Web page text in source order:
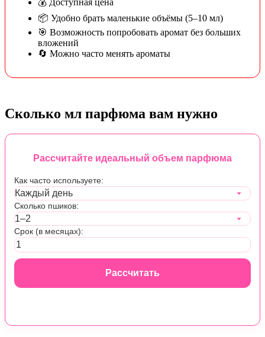
📦 Удобно брать маленькие объёмы (5–10 мл)
🎯 Возможность попробовать аромат без больших
вложений
🔄 Можно часто менять ароматы
Сколько мл парфюма вам нужно
Рассчитайте идеальный объем парфюма
Как часто используете:
Сколько пшиков:
Срок (в месяцах):
Рассчитать